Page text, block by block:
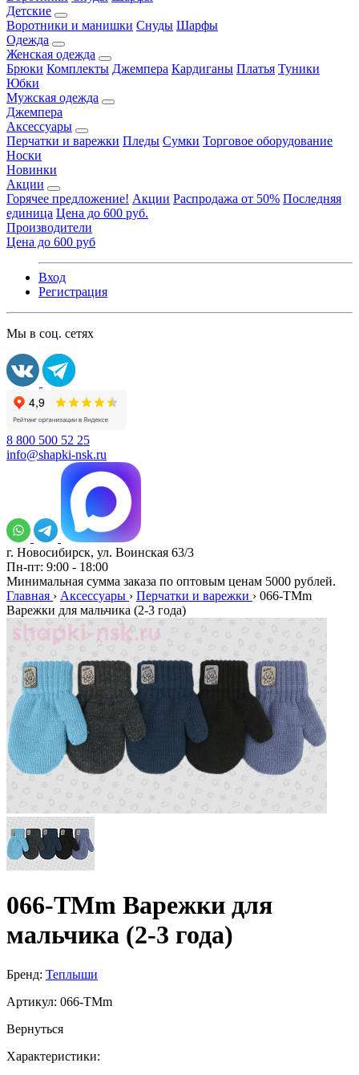
Детские
Воротники и манишки Снуды Шарфы
Одежда
Женская одежда
Брюки Комплекты Джемпера Кардиганы Платья Туники
Юбки
Мужская одежда
Джемпера
Аксессуары
Перчатки и варежки Пледы Сумки Торговое оборудование
Носки
Новинки
Акции
Горячее предложение! Акции Распродажа от 50% Последняя
единица Цена до 600 руб.
Производители
Цена до 600 руб
Вход
Регистрация
Мы в соц. сетях
8 800 500 52 25
info@shapki-nsk.ru
г. Новосибирск, ул. Воинская 63/3
Пн-пт: 9:00 - 18:00
Минимальная сумма заказа по оптовым ценам 5000 рублей.
Главная › Аксессуары › Перчатки и варежки › 066-TMm
Варежки для мальчика (2-3 года)
066-TMm Варежки для
мальчика (2-3 года)
Бренд: Теплыши
Артикул: 066-TMm
Вернуться
Характеристики: